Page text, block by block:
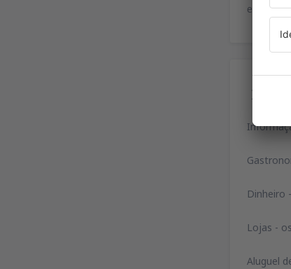
este do
Dinheiro
Lojas -
Aluguel